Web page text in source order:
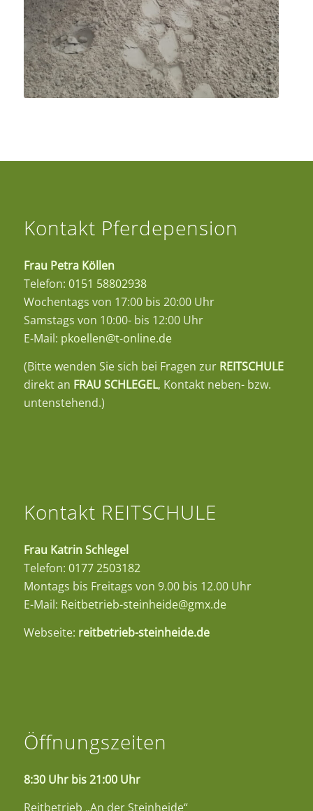
Kontakt Pferdepension
Frau Petra Köllen
Telefon: 0151 58802938
Wochentags von 17:00 bis 20:00 Uhr
Samstags von 10:00- bis 12:00 Uhr
E-Mail: pkoellen@t-online.de
(Bitte wenden Sie sich bei Fragen zur REITSCHULE
direkt an FRAU SCHLEGEL, Kontakt neben- bzw.
untenstehend.)
Kontakt REITSCHULE
Frau Katrin Schlegel
Telefon: 0177 2503182
Montags bis Freitags von 9.00 bis 12.00 Uhr
E-Mail: Reitbetrieb-steinheide@gmx.de
Webseite: reitbetrieb-steinheide.de
Öffnungszeiten
8:30 Uhr bis 21:00 Uhr
Reitbetrieb „An der Steinheide“